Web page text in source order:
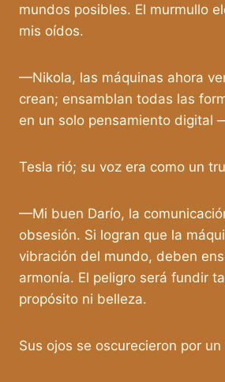
mundos posibles. El murmullo
mis oídos.
—Nikola, las máquinas ahora
crean; ensamblan todas las
en un solo pensamiento digital
Tesla rió; su voz era como un
—Mi buen Darío, la
obsesión. Si logran que la
vibración del mundo, deben
armonía. El peligro será fundir
propósito ni belleza.
Sus ojos se oscurecieron por